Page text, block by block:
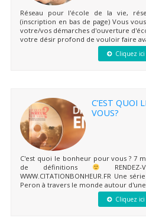
Réseau pour l'école de la vie,
(inscription en bas de page) Vous
votre/vos démarches d'ouverture
votre désir profond de vouloir faire
Cliquez ici
C’EST QUOI
VOUS?
C'est quoi le bonheur pour vous ? 7
de définitions
WWW.CITATIONBONHEUR.FR Une
Peron à travers le monde autour
Cliquez ici